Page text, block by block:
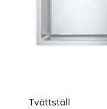
Tvättställ